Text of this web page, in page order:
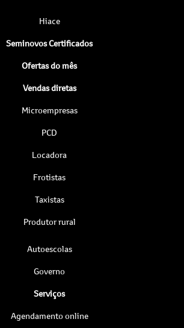
Hiace
Seminovos Certificados
Ofertas do mês
Vendas diretas
Microempresas
PCD
Locadora
Frotistas
Taxistas
Produtor rural
Autoescolas
Governo
Serviços
Agendamento online